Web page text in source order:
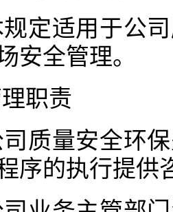
定适用于公
安全管理。
职责
质量安全环
序的执行提供